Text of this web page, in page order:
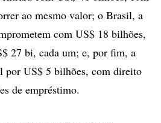
ao mesmo valor; o Brasil, a
com US$ 18 bilhões,
27 bi, cada um; e, por fim, a
por US$ 5 bilhões, com direito
de empréstimo.